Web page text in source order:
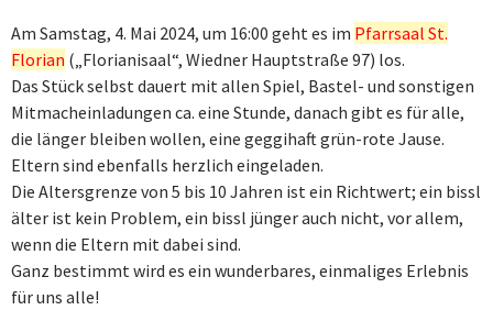
Am Samstag, 4. Mai 2024, um 16:00 geht es im Pfarrsaal St.
Florian („Florianisaal“, Wiedner Hauptstraße 97) los.
Das Stück selbst dauert mit allen Spiel, Bastel- und sonstigen
Mitmacheinladungen ca. eine Stunde, danach gibt es für alle,
die länger bleiben wollen, eine geggihaft grün-rote Jause.
Eltern sind ebenfalls herzlich eingeladen.
Die Altersgrenze von 5 bis 10 Jahren ist ein Richtwert; ein bissl
älter ist kein Problem, ein bissl jünger auch nicht, vor allem,
wenn die Eltern mit dabei sind.
Ganz bestimmt wird es ein wunderbares, einmaliges Erlebnis
für uns alle!